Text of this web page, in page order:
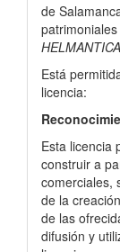
de
Está
licencia:
Esta licencia
construir a
comerciales,
de la
de las
difusión y